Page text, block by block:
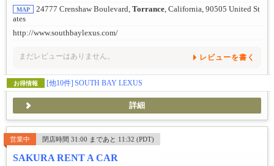
MAP 24777 Crenshaw Boulevard, Torrance , California, 90505 United St
ates
http://www.southbaylexus.com/
まだレビューはありません。 レビューを書く
お得情報 [他10件] SOUTH BAY LEXUS
詳細
営業中 閉店時間 31:00 まであと 11:32 (PDT)
SAKURA RENT A CAR